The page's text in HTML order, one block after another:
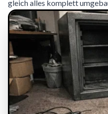
gleich alles komplett